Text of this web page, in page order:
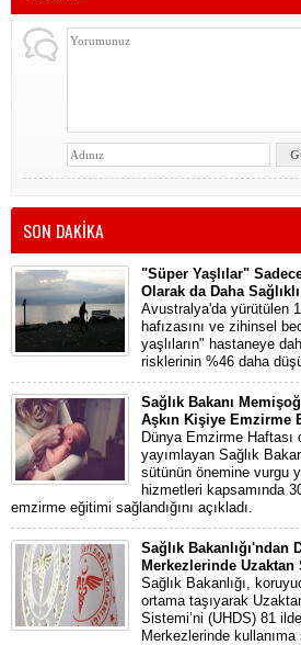
SON DAKİKA
"Süper Yaşlılar"
Olarak da Daha
Avustralya'da yürütülen
hafızasını ve zihinsel
yaşlıların" hastaneye
risklerinin %46 daha
Sağlık Bakanı
Aşkın Kişiye Emzirme
Dünya Emzirme Haftası
yayımlayan Sağlık
sütünün önemine vurgu
hizmetleri kapsamında
emzirme eğitimi sağlandığını açıkladı.
Sağlık Bakanlığı'ndan
Merkezlerinde Uzaktan
Sağlık Bakanlığı,
ortama taşıyarak
Sistemi’ni (UHDS) 81
Merkezlerinde kullanıma